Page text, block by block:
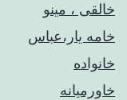
خالقی ، مینو
خامه یار،عباس
خانواده
خاورمیانه